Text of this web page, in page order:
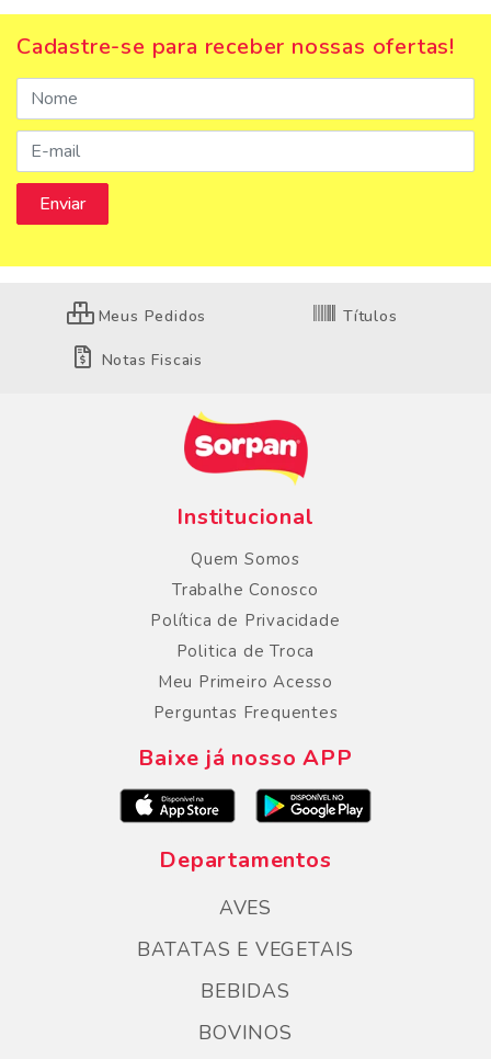
Cadastre-se para receber nossas ofertas!
Meus Pedidos Títulos
Notas Fiscais
Institucional
Quem Somos
Trabalhe Conosco
Política de Privacidade
Politica de Troca
Meu Primeiro Acesso
Perguntas Frequentes
Baixe já nosso APP
Departamentos
AVES
BATATAS E VEGETAIS
BEBIDAS
BOVINOS